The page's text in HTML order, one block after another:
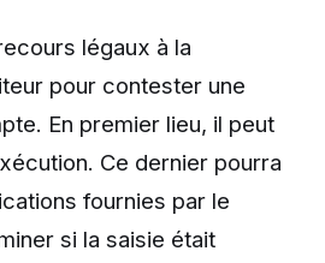
légaux à la
pour contester une
En premier lieu, il peut
Ce dernier pourra
fournies par le
si la saisie était